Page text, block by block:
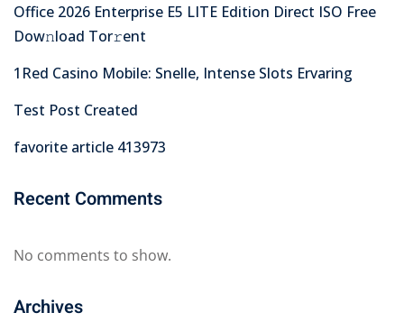
Office 2026 Enterprise E5 LITE Edition Direct ISO Frее
Dow𝚗load Tоr𝚛ent
1Red Casino Mobile: Snelle, Intense Slots Ervaring
Test Post Created
favorite article 413973
Recent Comments
No comments to show.
Archives